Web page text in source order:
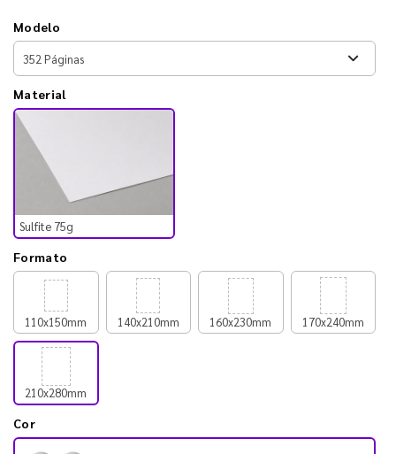
Modelo
Material
Sulfite 75g
Formato
110x150mm 140x210mm 160x230mm 170x240mm
210x280mm
Cor